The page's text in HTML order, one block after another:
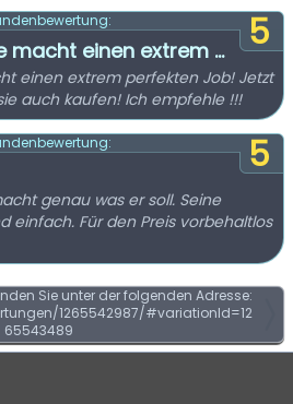
5
macht einen extrem ...
einen extrem perfekten Job! Jetzt
auch kaufen! Ich empfehle !!!
5
genau was er soll. Seine
einfach. Für den Preis vorbehaltlos
Sie unter der folgenden Adresse:
1265542987/#variationId=12
65543489